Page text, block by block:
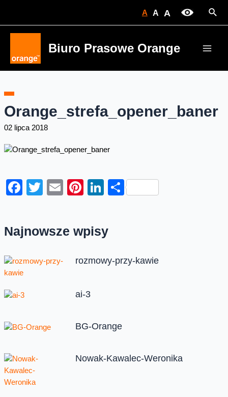
A A A
Biuro Prasowe Orange
Orange_strefa_opener_baner
02 lipca 2018
Facebook
Twitter
EmailPinterest
LinkedIn
Share
Najnowsze wpisy
rozmowy-przy-kawie
ai-3
BG-Orange
Nowak-Kawalec-Weronika